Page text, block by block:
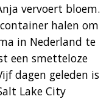
vervoert bloem.
halen om
in Nederland te
een smetteloze
dagen geleden is
Lake City